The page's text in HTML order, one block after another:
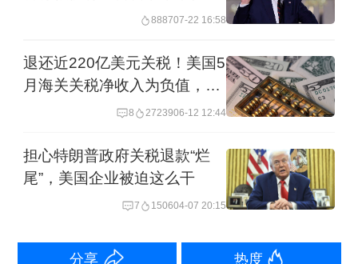
查。“301条款”是美国贸易法中有关对外
国立法或行政上违反协定、损害美国利
益的行为采取单边行动的立法授权条
英国杜伦大学法学院副院长、跨国法教
授兼全球政策研究所联合主任杜明对第
易代表可对他国的“不合理或不公正的贸
888707-22 16:58
退还近220亿美元关税！美国5
月海关关税净收入为负值，还
会继续退款吗？8 2723906-12 12:44
担心特朗普政府关税退款“烂
尾”，美国企业被迫这么干
7 150604-07 20:15
分享 热度